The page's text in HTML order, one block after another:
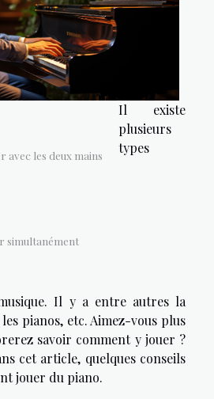
avec les deux mains
simultanément
Il existe
plusieurs
types
Il y a entre autres la
pianos, etc. Aimez-vous plus
savoir comment y jouer ?
cet article, quelques conseils
jouer du piano.